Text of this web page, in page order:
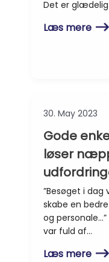
Det er
Læs mere
30. May 2023
Gode
løser
”Besøget i
skabe en
og
var fuld af…
Læs mere